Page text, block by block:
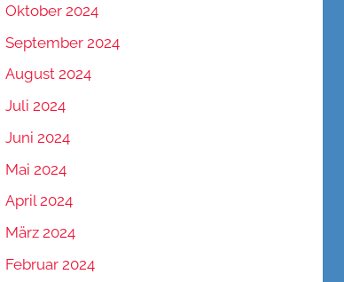
Oktober 2024
September 2024
August 2024
Juli 2024
Juni 2024
Mai 2024
April 2024
März 2024
Februar 2024